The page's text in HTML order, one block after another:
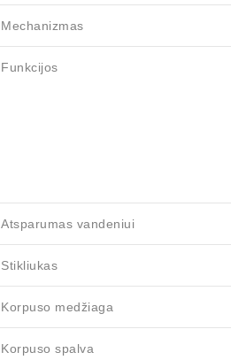
Mechanizmas
Funkcijos
Atsparumas vandeniui
Stikliukas
Korpuso medžiaga
Korpuso spalva